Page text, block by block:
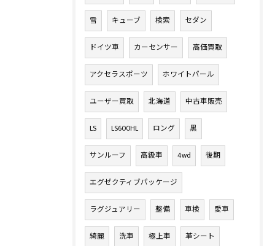
雪 キューブ 検索 セダン
ドイツ車 カーセンサー 高価買取
アクセラスポーツ ホワイトパール
ユーザー買取 北海道 中古車販売
LS LS600HL ロング 黒
サンルーフ 高級車 4wd 後期
エグゼクティブパッケージ
ラグジュアリー 整備 車検 愛車
綺麗 洗車 極上車 革シート